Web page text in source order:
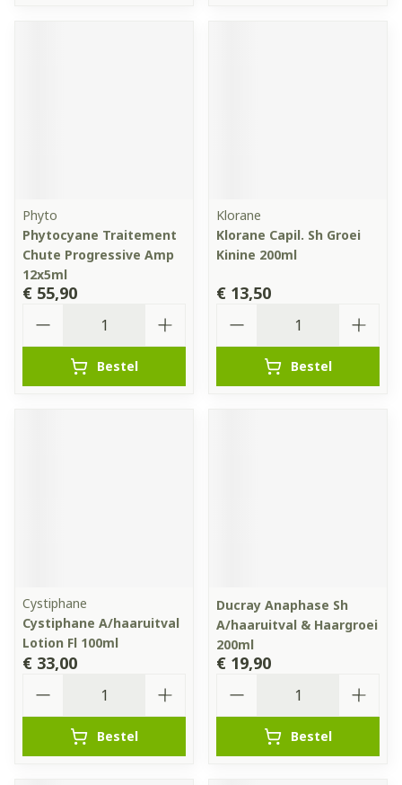
Phyto
Phytocyane Traitement
Chute Progressive Amp
12x5ml
€ 55,90
Bestel
Klorane
Klorane Capil. Sh Groei
Kinine 200ml
€ 13,50
Bestel
Cystiphane
Cystiphane A/haaruitval
Lotion Fl 100ml
€ 33,00
Bestel
Ducray Anaphase Sh
A/haaruitval & Haargroei
200ml
€ 19,90
Bestel